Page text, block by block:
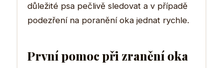
důležité psa pečlivě sledovat a v případě
podezření na poranění oka jednat rychle.
První pomoc při zranění oka